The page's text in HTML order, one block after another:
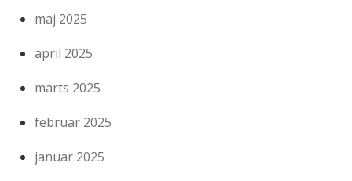
maj 2025
april 2025
marts 2025
februar 2025
januar 2025